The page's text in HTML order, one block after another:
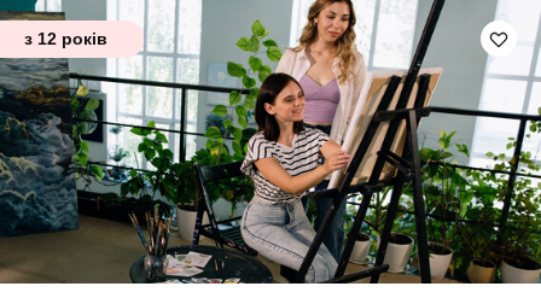
з 12 років